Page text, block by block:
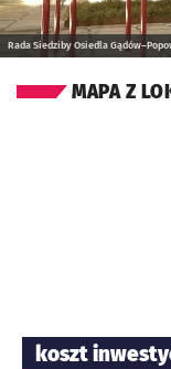
Rada Siedziby Osiedla
MAPA Z
koszt